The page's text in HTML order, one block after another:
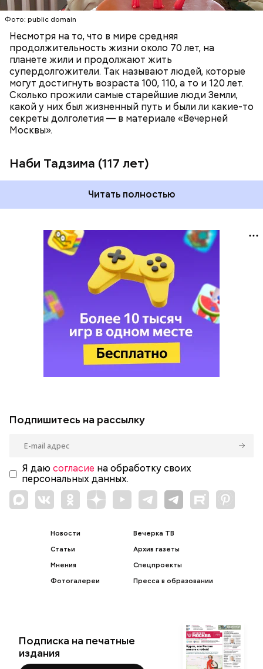
Фото: public domain
Несмотря на то, что в мире средняя
продолжительность жизни около 70 лет, на
планете жили и продолжают жить
супердолгожители. Так называют людей, которые
могут достигнуть возраста 100, 110, а то и 120 лет.
Сколько прожили самые старейшие люди Земли,
какой у них был жизненный путь и были ли какие-то
секреты долголетия — в материале «Вечерней
Москвы».
Наби Тадзима (117 лет)
Фото: public domain
Читать полностью
Подпишитесь на рассылку
Я даю согласие на обработку своих
персональных данных.
Новости
Статьи
Мнения
Фотогалереи
Вечерка ТВ
Архив газеты
Спецпроекты
Пресса в образовании
Подписка на печатные
издания